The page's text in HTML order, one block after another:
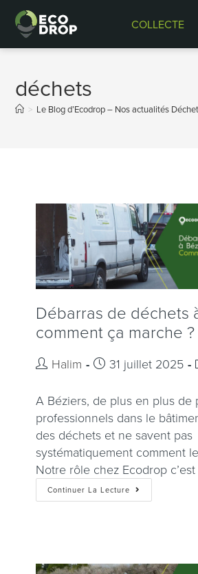
COLLECTE
déchets
> Le Blog d’Ecodrop – Nos actualités
Débarras de déchets
comment ça marche ?
Halim 31 juillet 2025
A Béziers, de plus en plus de
professionnels dans le
des déchets et ne savent pas
systématiquement comment
Notre rôle chez Ecodrop
Continuer La Lecture